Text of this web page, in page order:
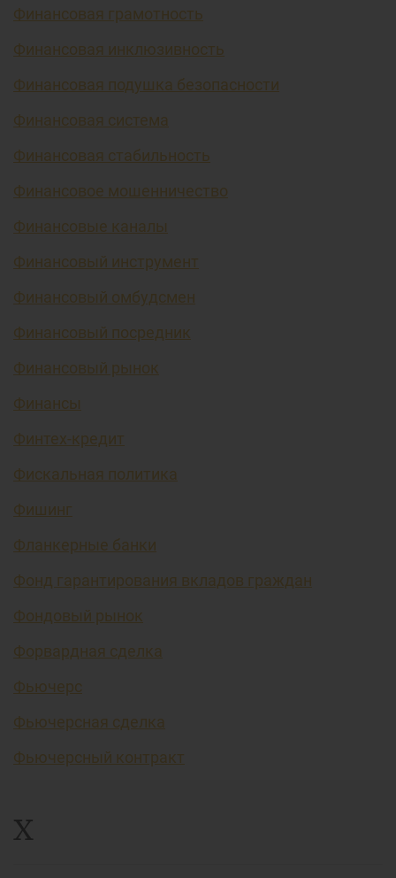
Финансовая грамотность
Финансовая инклюзивность
Финансовая подушка безопасности
Финансовая система
Финансовая стабильность
Финансовое мошенничество
Финансовые каналы
Финансовый инструмент
Финансовый омбудсмен
Финансовый посредник
Финансовый рынок
Финансы
Финтех-кредит
Фискальная политика
Фишинг
Фланкерные банки
Фонд гарантирования вкладов граждан
Фондовый рынок
Форвардная сделка
Фьючерс
Фьючерсная сделка
Фьючерсный контракт
Х